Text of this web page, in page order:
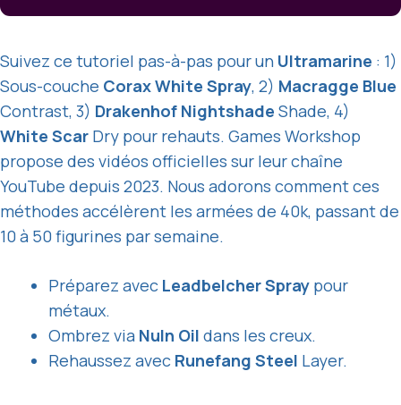
Suivez ce tutoriel pas-à-pas pour un Ultramarine : 1)
Sous-couche Corax White Spray, 2) Macragge Blue
Contrast, 3) Drakenhof Nightshade Shade, 4)
White Scar Dry pour rehauts. Games Workshop
propose des vidéos officielles sur leur chaîne
YouTube depuis 2023. Nous adorons comment ces
méthodes accélèrent les armées de 40k, passant de
10 à 50 figurines par semaine.
Préparez avec Leadbelcher Spray pour
métaux.
Ombrez via Nuln Oil dans les creux.
Rehaussez avec Runefang Steel Layer.